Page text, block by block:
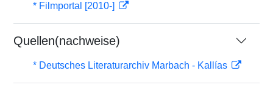
* Filmportal [2010-]
Quellen(nachweise)
* Deutsches Literaturarchiv Marbach - Kallías